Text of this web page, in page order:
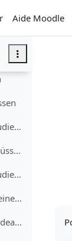
Aide Moodle
Selbsteinschreibung der Studierenden erlauben (mit oder ohne Einschreibeschlüssel)
Ändern des Einschreibeschlüssels für einen Kurs
Selbsteinschreibung der Studierenden deaktivieren
Gastzugang (Anonym) auf einen Kurs erlauben (mit oder ohne Schlüssel)
Gastzugang auf einen Kurs deaktivieren